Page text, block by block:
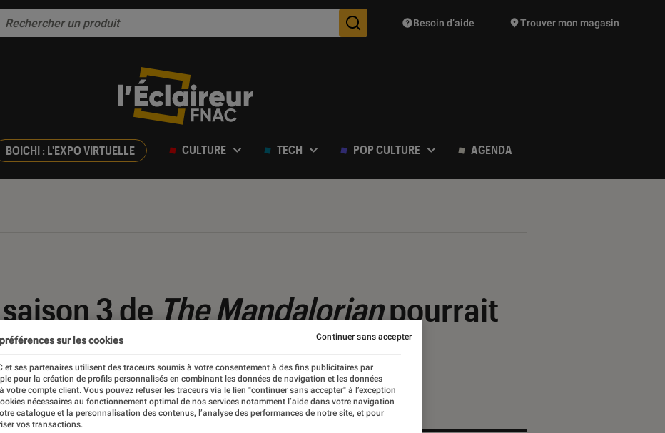
Des suggestions de produits vont vous être proposées
Besoin d’aide Trouver mon magasin
BOICHI : L'EXPO VIRTUELLE CULTURE TECH POP CULTURE AGENDA
3 deThe Mandalorianpourrait
que prévu
Manceau
sur les cookies
et ses partenaires utilisent des traceurs soumis à votre consentement à des fins publicitaires par
pour la création de profils personnalisés en combinant les données de navigation et les données
à votre compte client. Vous pouvez refuser les traceurs via le lien "continuer sans accepter" à l’exception
nécessaires au fonctionnement optimal de nos services notamment l’aide dans votre navigation
catalogue et la personnalisation des contenus, l’analyse des performances de notre site, et pour
vos transactions.
Continuer sans accepter